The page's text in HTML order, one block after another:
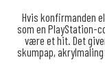
Hvis konfirmanden
som en PlayStation-
være et hit. Det
skumpap,